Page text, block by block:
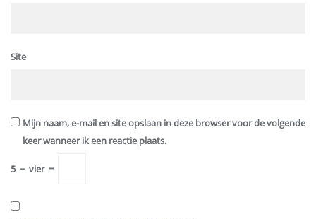
Site
Mijn naam, e-mail en site opslaan in deze browser voor de volgende
keer wanneer ik een reactie plaats.
5 − vier =